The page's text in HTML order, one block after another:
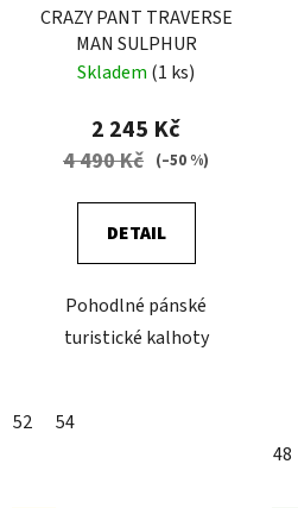
CRAZY PANT TRAVERSE
MAN SULPHUR
Skladem (1 ks)
2 245 Kč
4 490 Kč (–50 %)
DETAIL
Pohodlné pánské
turistické kalhoty
52 54
48